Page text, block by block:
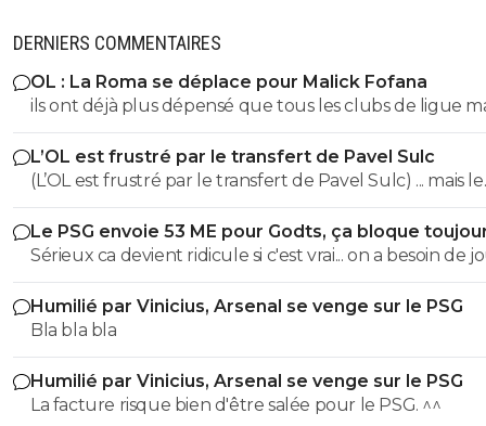
DERNIERS COMMENTAIRES
OL : La Roma se déplace pour Malick Fofana
ils ont déjà plus dépensé que tous les clubs de ligue
réunis hors quatar.. ils veulent juste profitez au
des clubs qui sont beaucoup plus mal lotis qu'eux
du plus fort tout simplement..
L’OL est frustré par le transfert de Pavel Sulc
(L’OL est frustré par le transfert de Pavel Sulc) ... mais le
public aussi commence a être frustré ... la vente de ces
"excellents" joueurs dont fait partie Pavel Sulc ... pour
récupérer quoi ? qui? À un moment donné il faudra
arriver a construire dans le long terme... et avec ,
avec , une équipe régulière ça finira par payer, mais là pour
l'instant, ???
Le PSG envoie 53 ME pour Godts, ça bloque
Sérieux ca devient ridicule si c'est vrai... on a besoin de
pour la supercoupe ! sérieux a 5 ou 7M€ pres, go !!
Humilié par Vinicius, Arsenal se venge sur le PSG
Bla bla bla
Humilié par Vinicius, Arsenal se venge sur le PSG
La facture risque bien d'être salée pour le PSG. ^^